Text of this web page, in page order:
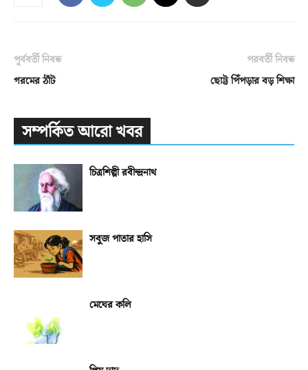
পূর্ববর্তী নিবন্ধ
গরমের ঠাঁট
পরবর্তী নিবন্ধ
ছোট্ট পিঁপড়ার বড় শিক্ষা
সম্পর্কিত আরো খবর
চিত্রশিল্পী রবীন্দ্রনাথ
সবুজ পাতার হাসি
মেঘের কলি